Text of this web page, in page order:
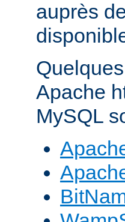
auprès
Apache
MySQL